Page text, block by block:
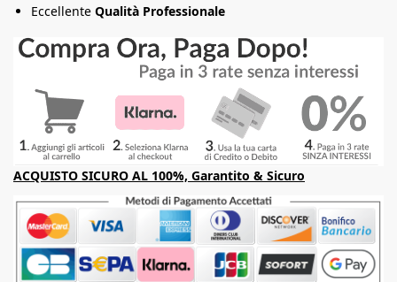
Eccellente Qualità Professionale
ACQUISTO SICURO AL 100%, Garantito & Sicuro